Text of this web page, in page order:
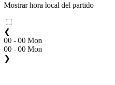
Mostrar hora local del partido
❮
00 - 00 Mon
00 - 00 Mon
❯